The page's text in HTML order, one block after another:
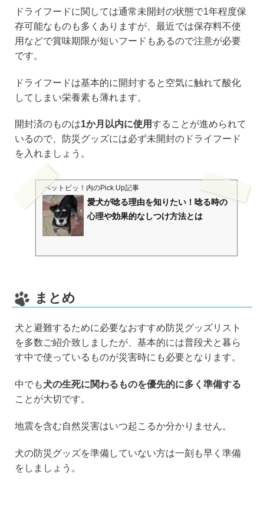
ドライフードに関しては通常未開封の状態で1年程度保
存可能なものも多くありますが、最近では保存料不使
用などで賞味期限が短いフードもあるので注意が必要
です。
ドライフードは基本的に開封すると空気に触れて酸化
してしまい栄養素も薄れます。
開封済のものは1か月以内に使用することが進められて
いるので、防災グッズには必ず未開封のドライフード
を入れましょう。
ペットピッ！ 内のPick Up記事
愛犬が唸る理由を知りたい！唸る時の
心理や効果的なしつけ方法とは
まとめ
犬と避難するために必要なおすすめ防災グッズリスト
を多数ご紹介致しましたが、基本的には普段犬と暮ら
す中で使っているものが災害時にも必要となります。
中でも犬の生死に関わるものを優先的に多く準備する
ことが大切です。
地震を含む自然災害はいつ起こるか分かりません。
犬の防災グッズを準備していない方は一刻も早く準備
をしましょう。